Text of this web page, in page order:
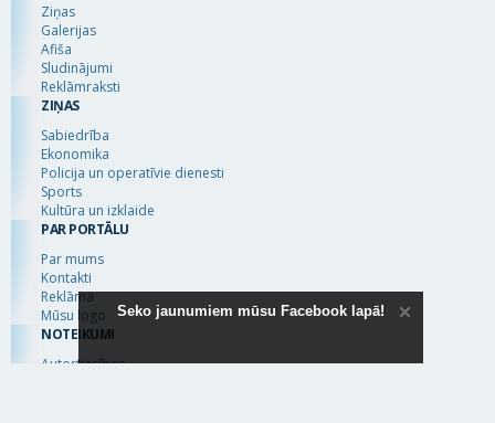
Ziņas
Galerijas
Afiša
Sludinājumi
Reklāmraksti
ZIŅAS
Sabiedrība
Ekonomika
Policija un operatīvie dienesti
Sports
Kultūra un izklaide
PAR PORTĀLU
Par mums
Kontakti
Reklāma
Mūsu logo
NOTEIKUMI
Autortiesības
Seko jaunumiem mūsu Facebook lapā!